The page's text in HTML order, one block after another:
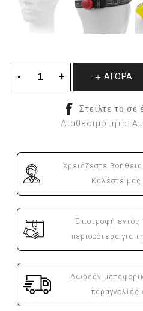
ΑΓΟΡΑ
Διαθεσιμότητα:
Χρειάζεστε
Καλέστε μας
Επιστροφή
περισσότερα για
Δωρεάν